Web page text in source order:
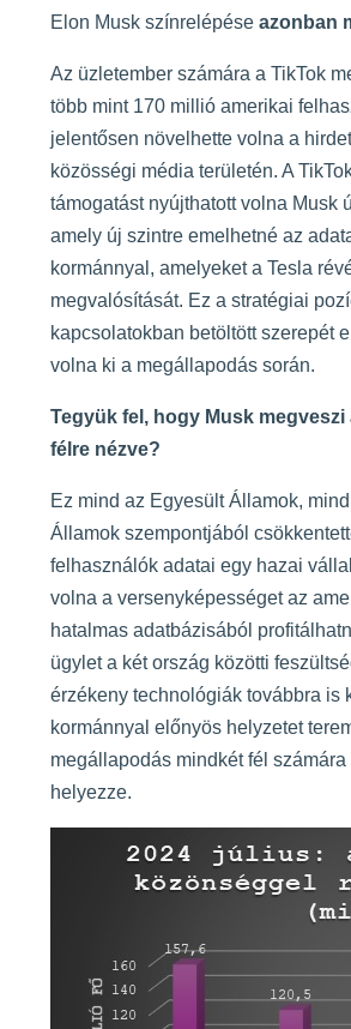
Elon Musk színrelépése azonban
Az üzletember számára a TikTok
több mint 170 millió amerikai
jelentősen növelhette volna a
közösségi média területén. A
támogatást nyújthatott volna Musk
amely új szintre emelhetné az
kormánnyal, amelyeket a Tesla
megvalósítását. Ez a stratégiai
kapcsolatokban betöltött szerepét
volna ki a megállapodás során.
Tegyük fel, hogy Musk
félre nézve?
Ez mind az Egyesült Államok,
Államok szempontjából
felhasználók adatai egy hazai
volna a versenyképességet az
hatalmas adatbázisából
ügylet a két ország közötti
érzékeny technológiák továbbra is
kormánnyal előnyös helyzetet
megállapodás mindkét fél
helyezze.